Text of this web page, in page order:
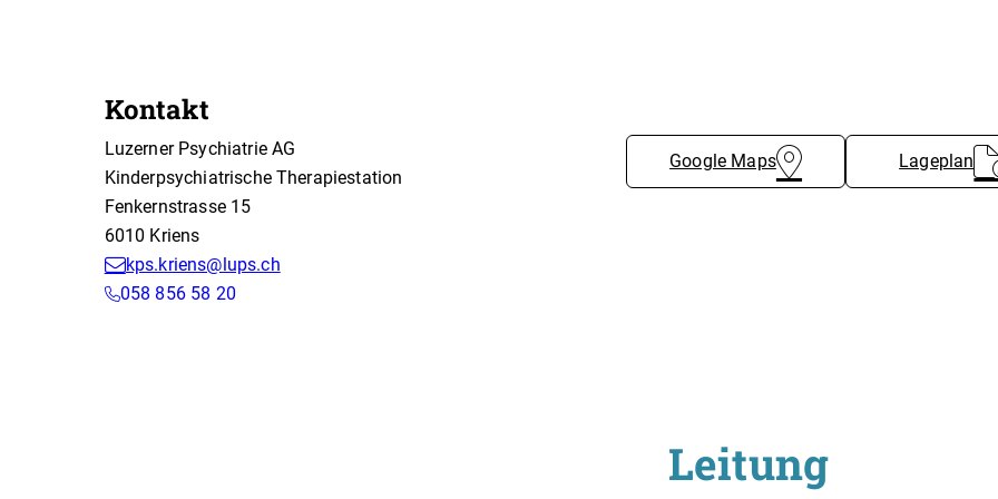
Kontakt
Luzerner Psychiatrie AG
Kinderpsychiatrische Therapiestation
Fenkernstrasse 15
6010 Kriens
kps.kriens@lups.ch
058 856 58 20
Google Maps Lageplan
Leitung